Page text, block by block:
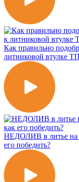
Как правильно
литниковой втулке
НЕДОЛИВ в литье на
его победить?